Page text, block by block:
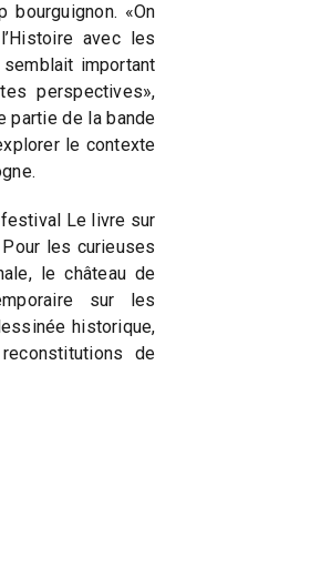
bourguignon. «On
avec les
important
perspectives»,
partie de la bande
le contexte
Le livre sur
les curieuses
le château de
sur les
historique,
de